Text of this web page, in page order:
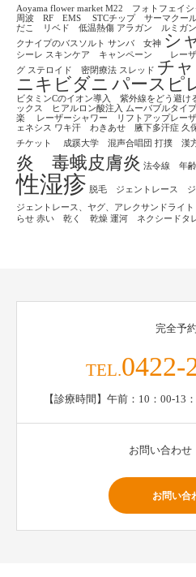
Aoyama flower market M22 フォトフェイ
周波 RF EMS
STCチップ サーマクー
だこ リベド 低温熱傷 アラガン ルミガ
クナイプのバスソルト サンバ 女神 シ
シーレ スキンケア キャンペーン レー
グ ステロイド 密閉療法 スレッド チ
ニキビダニ パースピ
ビタミンCのイオン導入 紫外線をどう避け
ックス ヒアルロン酸注入
ムーバブルタイプ
楽
レーザーシャワー リフトアップレー
ェネシス ワキ汗 わきあせ 腋下多汗症 久
チケット
成蹊大学 混声合唱団 打撲 漢
炎 毒蛾皮膚炎 法令線 年齢
性湿疹 脱毛 ジェントレース ジ
ジェントレース、ヤグ、アレクサンドライト
らせ 赤い 乾く 乾燥 運河 ネクシードタ
完全予
TEL.0422-
【診療時間】午前：10：00-
お問い合わせ
お問い合